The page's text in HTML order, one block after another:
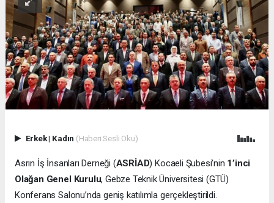
Erkek| Kadın (Haberi Sesli Oku)
Asrın İş İnsanları Derneği (ASRİAD) Kocaeli Şubesi’nin 1’inci
Olağan Genel Kurulu, Gebze Teknik Üniversitesi (GTÜ)
Konferans Salonu’nda geniş katılımla gerçekleştirildi.